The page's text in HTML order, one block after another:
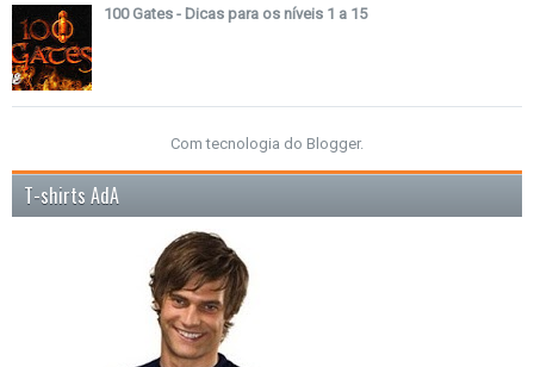
100 Gates - Dicas para os níveis 1 a 15
Com tecnologia do Blogger.
T-shirts AdA